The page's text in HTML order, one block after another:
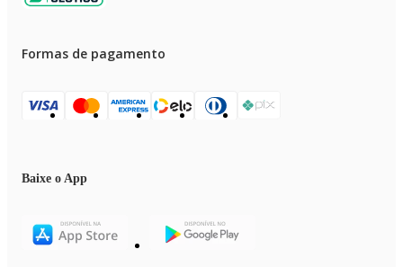
Formas de pagamento
Baixe o App